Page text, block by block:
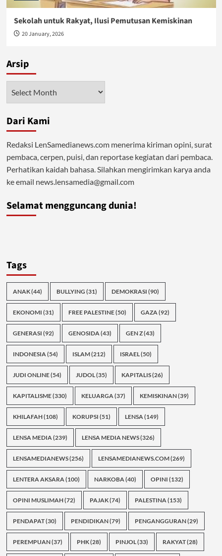
Sekolah untuk Rakyat, Ilusi Pemutusan Kemiskinan
20 January, 2026
Arsip
Dari Kami
Redaksi LenSamedianews.com menerima kiriman opini, surat
pembaca, cerpen, puisi, dan reportase kegiatan dari pembaca.
Perhatikan kaidah bahasa. Silahkan mengirimkan karya anda
ke email news.lensamedia@gmail.com
Selamat mengguncang dunia!
Tags
ANAK(44) BULLYING (31) DEMOKRASI (90)
EKONOMI (31) FREE PALESTINE(50) GAZA(92)
GENERASI (92) GENOSIDA(43) GEN Z(43)
INDONESIA(54) ISLAM(212) ISRAEL(50)
JUDI ONLINE(54) JUDOL(35) KAPITALIS(26)
KAPITALISME(330) KELUARGA(37) KEMISKINAN(39)
KHILAFAH(108) KORUPSI (51) LENSA(149)
LENSA MEDIA(239) LENSA MEDIA NEWS(326)
LENSAMEDIANEWS(256) LENSAMEDIANEWS.COM(269)
LENTERA AKSARA(100) NARKOBA(40) OPINI (132)
OPINI MUSLIMAH(72) PAJAK(74) PALESTINA(153)
PENDAPAT(30) PENDIDIKAN(79) PENGANGGURAN(29)
PEREMPUAN(37) PHK(28) PINJOL(33) RAKYAT(28)